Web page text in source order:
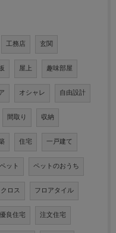
工務店 玄関
屋上 趣味部屋
オシャレ 自由設計
間取り 収納
住宅 一戸建て
ペット ペットのおうち
クロス フロアタイル
良住宅 注文住宅